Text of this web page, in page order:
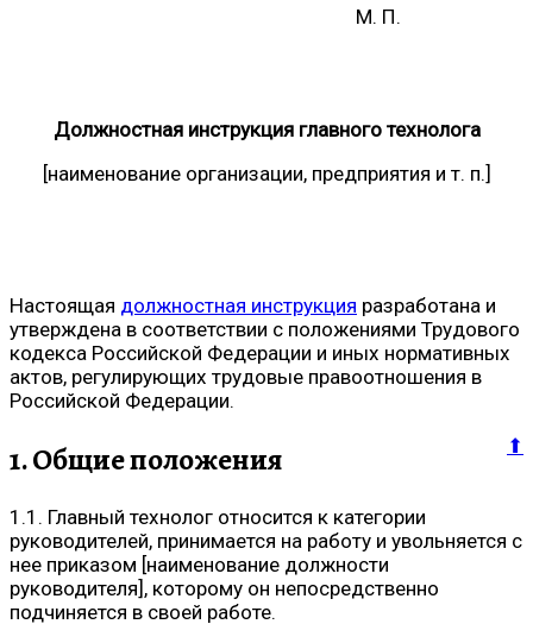
М. П.
Должностная инструкция главного технолога
[наименование организации, предприятия и т. п.]
Настоящая должностная инструкция разработана и
утверждена в соответствии с положениями Трудового
кодекса Российской Федерации и иных нормативных
актов, регулирующих трудовые правоотношения в
Российской Федерации.
⬆
1. Общие положения
1.1. Главный технолог относится к категории
руководителей, принимается на работу и увольняется с
нее приказом [наименование должности
руководителя], которому он непосредственно
подчиняется в своей работе.